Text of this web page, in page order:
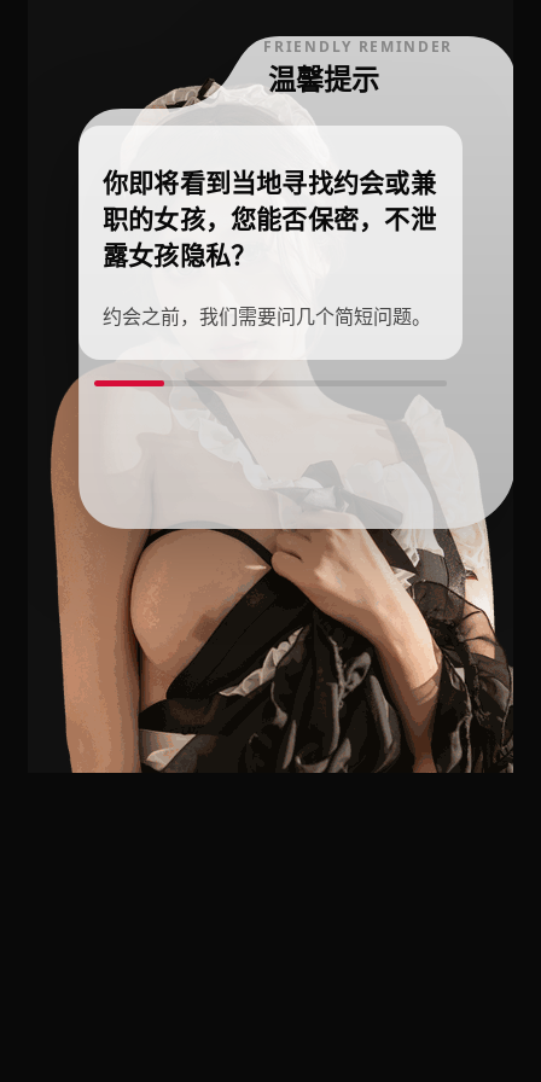
FRIENDLY REMINDER
温馨提示
你即将看到当地寻找约会或兼
职的女孩，您能否保密，不泄
露女孩隐私？
约会之前，我们需要问几个简短问题。